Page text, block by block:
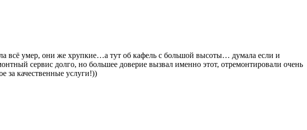
всё умер, они же хрупкие…а тут об кафель с большой высоты… думала если и
сервис долго, но большее доверие вызвал именно этот, отремонтировали очень
за качественные услуги!))